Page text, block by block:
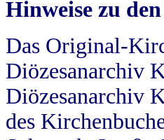
Hinweise zu
Das Original-
Diözesanarchiv
Diözesanarchiv
des